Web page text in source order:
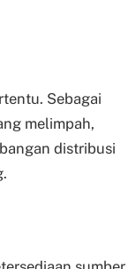
Sebagai
melimpah,
distribusi